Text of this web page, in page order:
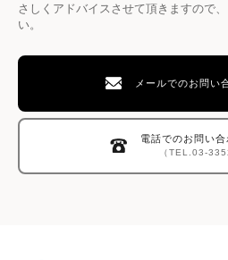
さしくアドバイスさせて頂きますので、
い。
メールでのお問い
電話でのお問い
（TEL.03-